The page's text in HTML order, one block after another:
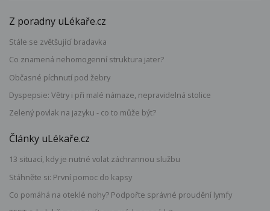
Z poradny uLékaře.cz
Stále se zvětšující bradavka
Co znamená nehomogenní struktura jater?
Občasné píchnutí pod žebry
Dyspepsie: Větry i při malé námaze, nepravidelná stolice
Zelený povlak na jazyku - co to může být?
Články uLékaře.cz
13 situací, kdy je nutné volat záchrannou službu
Stáhněte si: První pomoc do kapsy
Co pomáhá na oteklé nohy? Podpořte správné proudění lymfy